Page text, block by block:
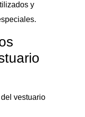
y
vestuario